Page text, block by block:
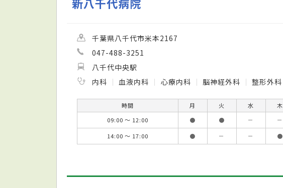
千葉県八千代市米本2167
047-488-3251
八千代中央駅
内科
血液内科 心療内科 脳神経外科 整形外科
時間 月 火 水 木
09:00 ～ 12:00
● ● － －
14:00 ～ 17:00
● － － ●